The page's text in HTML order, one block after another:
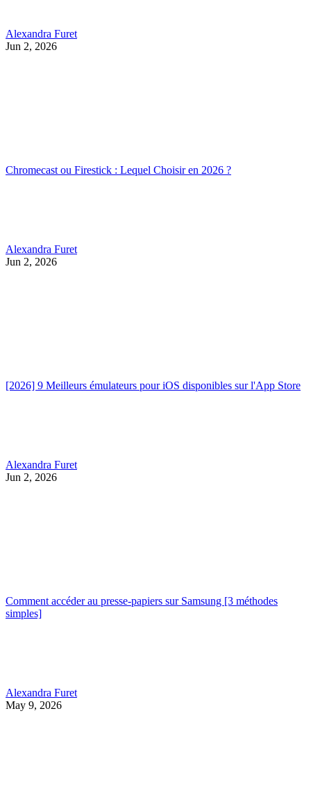
Alexandra Furet
Jun 2, 2026
Chromecast ou Firestick : Lequel Choisir en 2026 ?
Alexandra Furet
Jun 2, 2026
[2026] 9 Meilleurs émulateurs pour iOS disponibles sur l'App Store
Alexandra Furet
Jun 2, 2026
Comment accéder au presse-papiers sur Samsung [3 méthodes
simples]
Alexandra Furet
May 9, 2026